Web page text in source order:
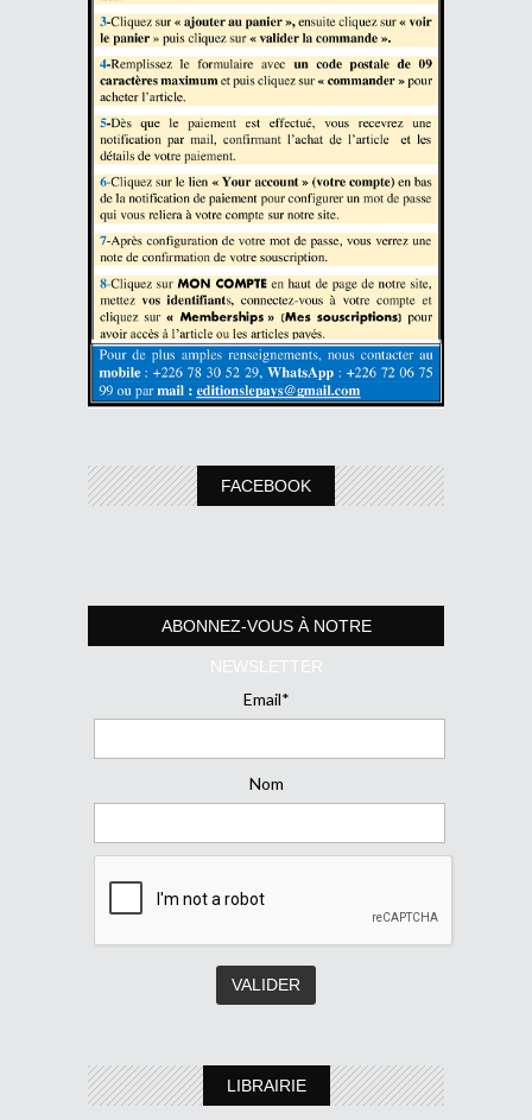
FACEBOOK
ABONNEZ-VOUS À NOTRE
NEWSLETTER
Email*
Nom
LIBRAIRIE